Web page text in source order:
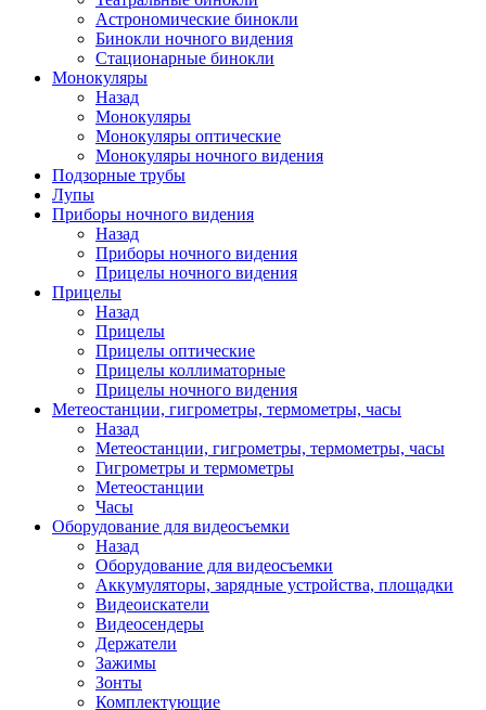
Астрономические бинокли
Бинокли ночного видения
Стационарные бинокли
Монокуляры
Назад
Монокуляры
Монокуляры оптические
Монокуляры ночного видения
Подзорные трубы
Лупы
Приборы ночного видения
Назад
Приборы ночного видения
Прицелы ночного видения
Прицелы
Назад
Прицелы
Прицелы оптические
Прицелы коллиматорные
Прицелы ночного видения
Метеостанции, гигрометры, термометры, часы
Назад
Метеостанции, гигрометры, термометры, часы
Гигрометры и термометры
Метеостанции
Часы
Оборудование для видеосъемки
Назад
Оборудование для видеосъемки
Аккумуляторы, зарядные устройства, площадки
Видеоискатели
Видеосендеры
Держатели
Зажимы
Зонты
Комплектующие